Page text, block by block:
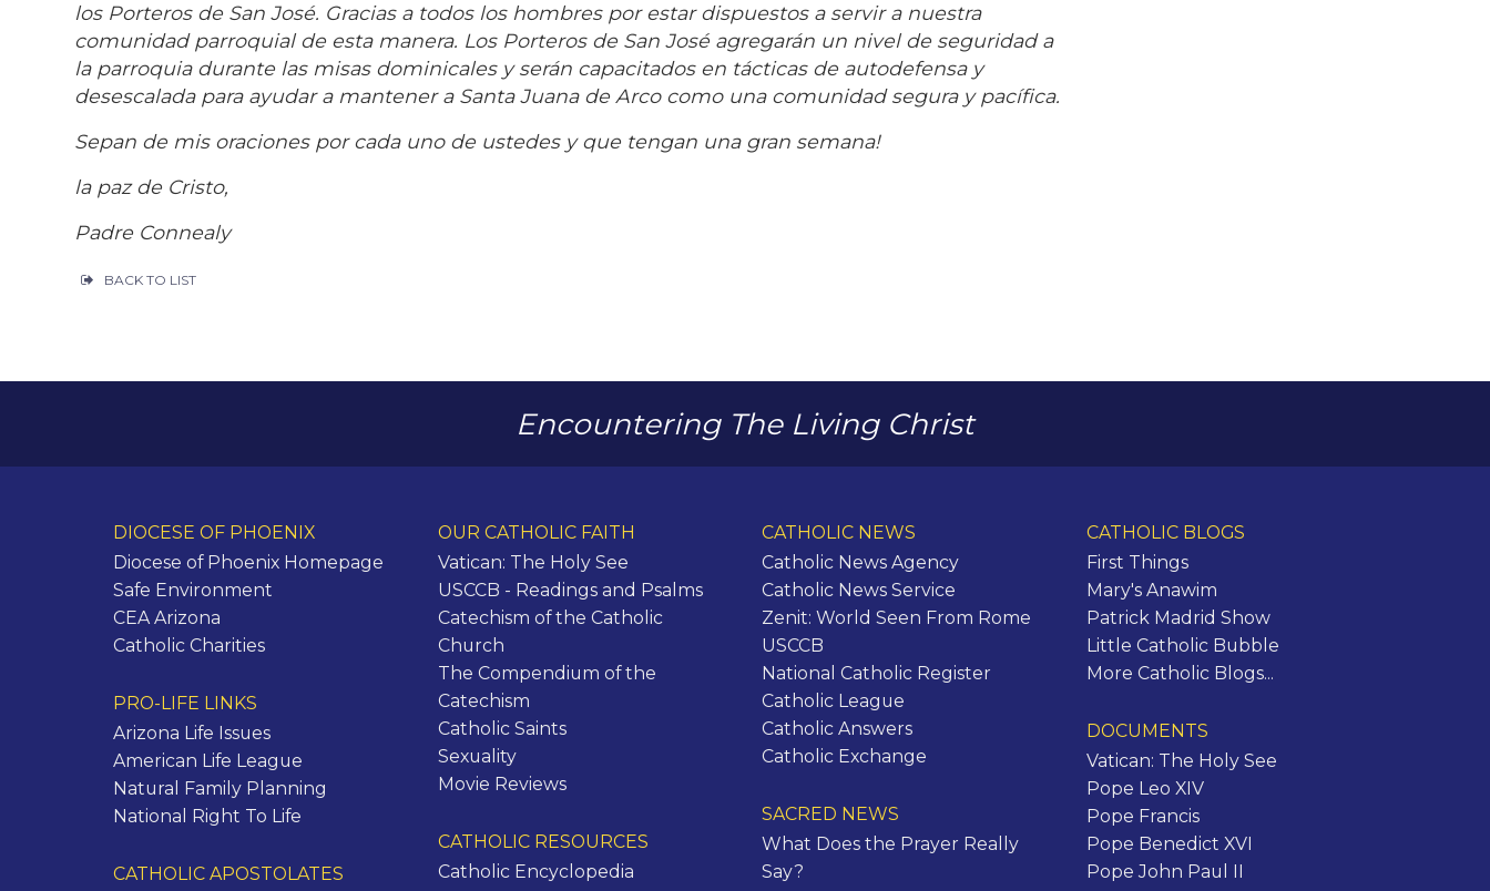
los Porteros de San José. Gracias a todos los hombres por estar dispuestos a servir a nuestra
comunidad parroquial de esta manera. Los Porteros de San José agregarán un nivel de seguridad a
la parroquia durante las misas dominicales y serán capacitados en tácticas de autodefensa y
desescalada para ayudar a mantener a Santa Juana de Arco como una comunidad segura y pacífica.
Sepan de mis oraciones por cada uno de ustedes y que tengan una gran semana!
la paz de Cristo,
Padre Connealy
BACK TO LIST
Encountering The Living Christ
DIOCESE OF PHOENIX
Diocese of Phoenix Homepage
Safe Environment
CEA Arizona
Catholic Charities
PRO-LIFE LINKS
Arizona Life Issues
American Life League
Natural Family Planning
National Right To Life
CATHOLIC APOSTOLATES
OUR CATHOLIC FAITH
Vatican: The Holy See
USCCB - Readings and Psalms
Catechism of the Catholic
Church
The Compendium of the
Catechism
Catholic Saints
Sexuality
Movie Reviews
CATHOLIC RESOURCES
Catholic Encyclopedia
CATHOLIC NEWS
Catholic News Agency
Catholic News Service
Zenit: World Seen From Rome
USCCB
National Catholic Register
Catholic League
Catholic Answers
Catholic Exchange
SACRED NEWS
What Does the Prayer Really
Say?
CATHOLIC BLOGS
First Things
Mary's Anawim
Patrick Madrid Show
Little Catholic Bubble
More Catholic Blogs...
DOCUMENTS
Vatican: The Holy See
Pope Leo XIV
Pope Francis
Pope Benedict XVI
Pope John Paul II